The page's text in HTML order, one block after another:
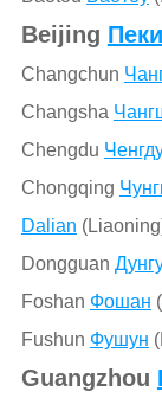
Beijing
Changchun
Changsha
Chengdu
Chongqing
Dalian
Dongguan
Foshan Фошан
Fushun Фушун
Guangzhou